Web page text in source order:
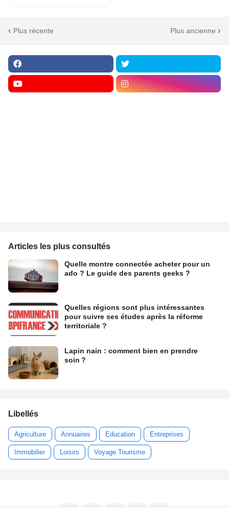
Plus récente Plus ancienne
Articles les plus consultés
Quelle montre connectée acheter pour un
ado ? Le guide des parents geeks ?
Quelles régions sont plus intéressantes
pour suivre ses études après la réforme
territoriale ?
Lapin nain : comment bien en prendre
soin ?
Libellés
Agriculture Annuaires Education Entreprises
Immobilier Loisirs Voyage Tourisme